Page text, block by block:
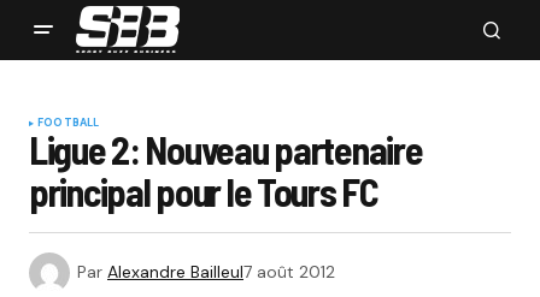
FOOTBALL
Ligue 2: Nouveau partenaire
principal pour le Tours FC
Par Alexandre Bailleul7 août 2012